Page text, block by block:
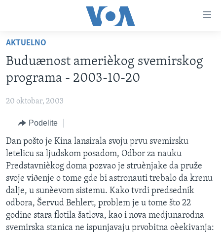
glavni
sadržaj
na
glavnu
pretragu
NASLOVNA
BALKAN
GLOBALNE TEME
EKONOMIJA
NAUKA I TEHNOLOGIJA
MEDICINA
KULTURA
DRUŠTVO
SPORT
TV PROGRAM
OTVORENI STUDIO
IZ AMERIKE
PRATITE NAS
Jezici
AKTUELNO
Buduænost amerièkog svemirskog
programa - 2003-10-20
20 oktobar, 2003
Podelite
Dan pošto je Kina lansirala svoju prvu svemirsku
letelicu sa ljudskom posadom, Odbor za nauku
Predstavnièkog doma pozvao je struènjake da pruže
svoje viðenje o tome gde bi astronauti trebalo da krenu
dalje, u sunèevom sistemu. Kako tvrdi predsednik
odbora, Šervud Behlert, problem je u tome što 22
godine stara flotila šatlova, kao i nova medjunarodna
svemirska stanica ne ispunjavaju prvobitna oèekivanja: